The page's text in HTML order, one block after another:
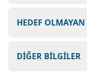
HEDEF
DİĞER BİLGİLER